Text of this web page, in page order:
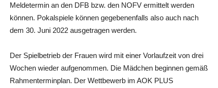
Meldetermin an den DFB bzw. den NOFV ermittelt werden
können. Pokalspiele können gegebenenfalls also auch nach
dem 30. Juni 2022 ausgetragen werden.
Der Spielbetrieb der Frauen wird mit einer Vorlaufzeit von drei
Wochen wieder aufgenommen. Die Mädchen beginnen gemäß
Rahmenterminplan. Der Wettbewerb im AOK PLUS